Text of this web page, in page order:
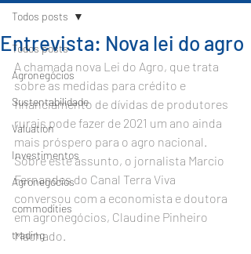
Todos posts
Agronegócios
Sustentabilidade
Valuation
Investimentos
Agronegócios
commodities
trading
Todos posts
Entrevista: Nova lei do agro
A chamada nova Lei do Agro, que trata
sobre as medidas para crédito e
financiamento de dívidas de produtores
rurais pode fazer de 2021 um ano ainda
mais próspero para o agro nacional.
Sobre este assunto, o jornalista Marcio
Fernandes do Canal Terra Viva
conversou com a economista e doutora
em agronegócios, Claudine Pinheiro
Machado.